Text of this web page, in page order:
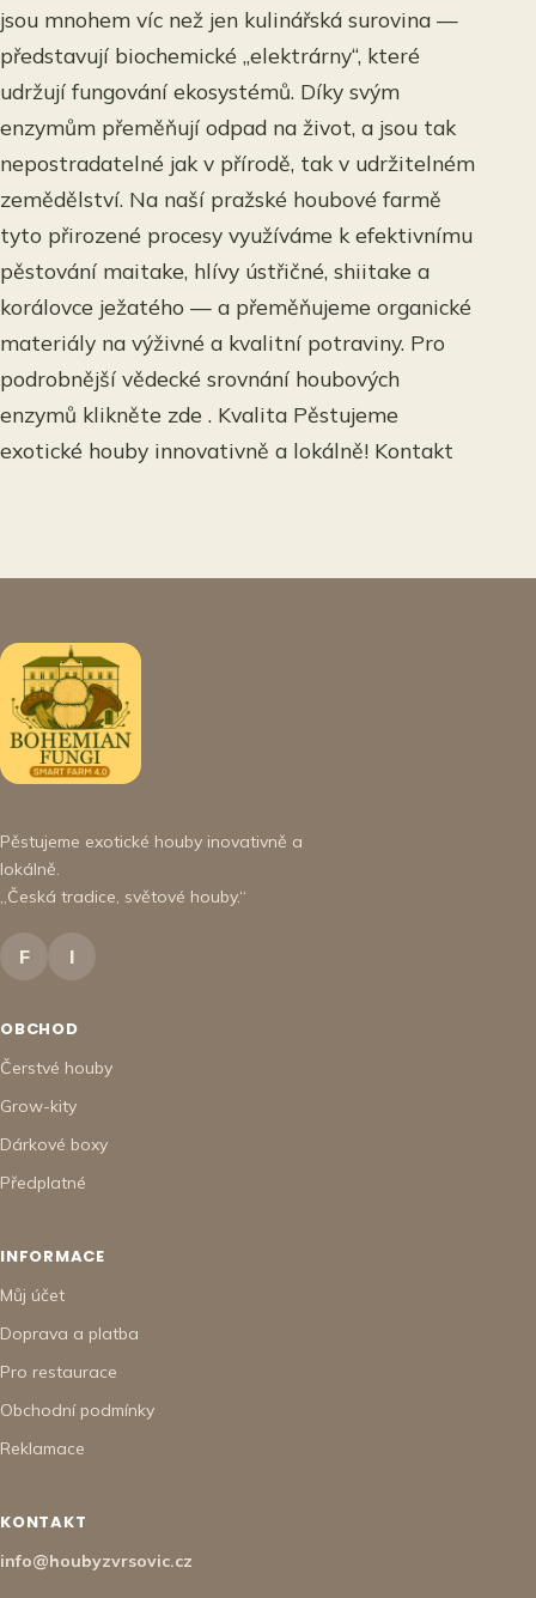
jsou mnohem víc než jen kulinářská surovina —
představují biochemické „elektrárny“, které
udržují fungování ekosystémů. Díky svým
enzymům přeměňují odpad na život, a jsou tak
nepostradatelné jak v přírodě, tak v udržitelném
zemědělství. Na naší pražské houbové farmě
tyto přirozené procesy využíváme k efektivnímu
pěstování maitake, hlívy ústřičné, shiitake a
korálovce ježatého — a přeměňujeme organické
materiály na výživné a kvalitní potraviny. Pro
podrobnější vědecké srovnání houbových
enzymů klikněte zde . Kvalita Pěstujeme
exotické houby innovativně a lokálně! Kontakt
Pěstujeme exotické houby inovativně a
lokálně.
„Česká tradice, světové houby.“
F I
OBCHOD
Čerstvé houby
Grow-kity
Dárkové boxy
Předplatné
INFORMACE
Můj účet
Doprava a platba
Pro restaurace
Obchodní podmínky
Reklamace
KONTAKT
info@houbyzvrsovic.cz